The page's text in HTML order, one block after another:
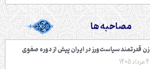
مصاحبه ها
زن قدرتمند سیاست‌ورز در ایران پیش از دوره صفوی
4 مرداد 1405